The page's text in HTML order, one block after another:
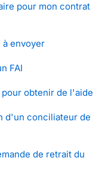
pour mon contrat
envoyer
FAI
obtenir de l'aide
d'un conciliateur de
de retrait du